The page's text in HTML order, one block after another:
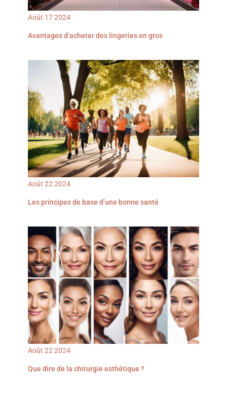
Août 172024
Avantages d’acheter des lingeries en gros
Août 22 2024
Les principes de base d’une bonne santé
Août 22 2024
Que dire de la chirurgie esthétique ?